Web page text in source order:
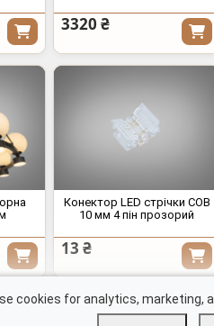
3320 ₴
Конектор LED стрічки COB
10 мм 4 пін прозорий
13 ₴
Документи
LED люстри
cookies for analytics, marketing,